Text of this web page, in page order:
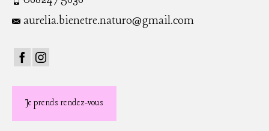
aurelia.bienetre.naturo@gmail.com
Je prends rendez-vous